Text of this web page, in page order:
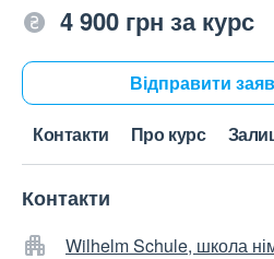
4 900 грн за курс
Відправити
Контакти Про курс
Контакти
Wilhelm Schule, школа